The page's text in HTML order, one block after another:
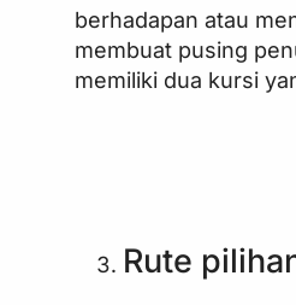
berhadapan atau
membuat pusing
memiliki dua kursi
Rute